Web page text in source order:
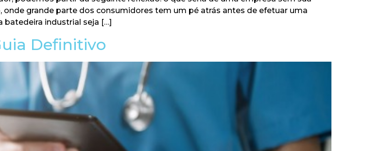
grande parte dos consumidores tem um pé atrás antes de efetuar uma
batedeira industrial seja […]
Definitivo